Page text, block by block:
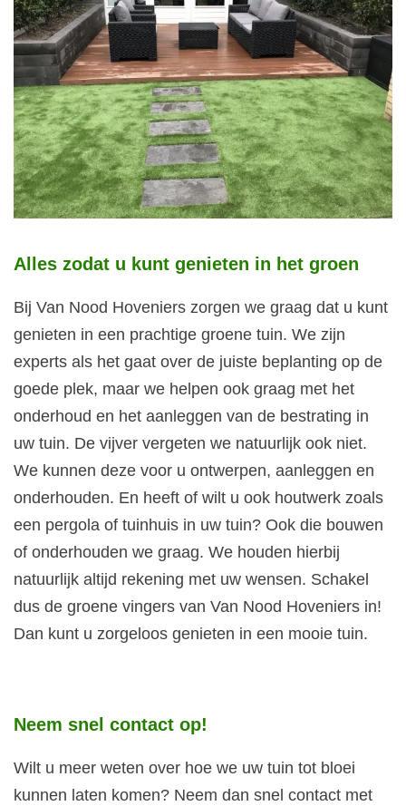
Alles zodat u kunt genieten in het groen
Bij Van Nood Hoveniers zorgen we graag dat u kunt
genieten in een prachtige groene tuin. We zijn
experts als het gaat over de juiste beplanting op de
goede plek, maar we helpen ook graag met het
onderhoud en het aanleggen van de bestrating in
uw tuin. De vijver vergeten we natuurlijk ook niet.
We kunnen deze voor u ontwerpen, aanleggen en
onderhouden. En heeft of wilt u ook houtwerk zoals
een pergola of tuinhuis in uw tuin? Ook die bouwen
of onderhouden we graag. We houden hierbij
natuurlijk altijd rekening met uw wensen. Schakel
dus de groene vingers van Van Nood Hoveniers in!
Dan kunt u zorgeloos genieten in een mooie tuin.
Neem snel contact op!
Wilt u meer weten over hoe we uw tuin tot bloei
kunnen laten komen? Neem dan snel contact met